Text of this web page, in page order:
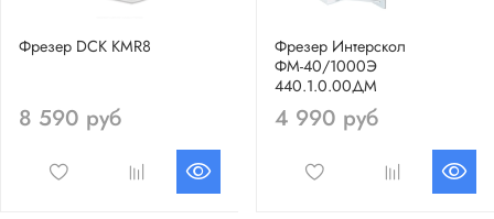
Фрезер DCK KMR8
8 590 руб
Фрезер Интерскол
ФМ-40/1000Э
440.1.0.00ДМ
4 990 руб